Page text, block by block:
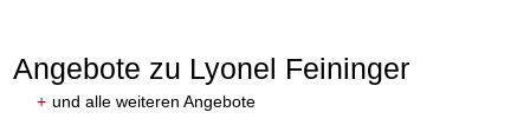
Angebote zu Lyonel Feininger
+ und alle weiteren Angebote